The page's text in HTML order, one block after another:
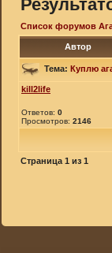
Список форумов
Автор
Тема: Куплю
kill2life
Ответов: 0
Просмотров: 2146
Страница 1 из 1